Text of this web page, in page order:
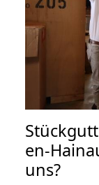
en-
uns?